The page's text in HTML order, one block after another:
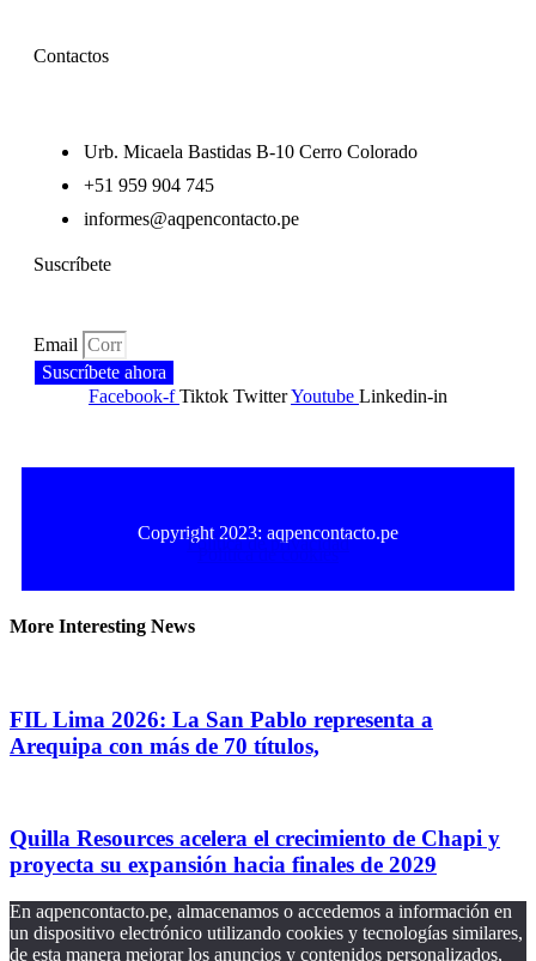
Contactos
Urb. Micaela Bastidas B-10 Cerro Colorado
+51 959 904 745
informes@aqpencontacto.pe
Suscríbete
Email
Suscríbete ahora
Facebook-f Tiktok TwitterYoutube Linkedin-in
Copyright 2023: aqpencontacto.pe
Política de privacidad
More Interesting News
FIL Lima 2026: La San Pablo representa a
Arequipa con más de 70 títulos,
Quilla Resources acelera el crecimiento de Chapi y
proyecta su expansión hacia finales de 2029
En aqpencontacto.pe, almacenamos o accedemos a información en
un dispositivo electrónico utilizando cookies y tecnologías similares,
de esta manera mejorar los anuncios y contenidos personalizados,